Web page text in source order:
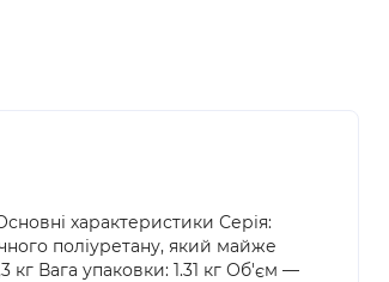
характеристики Серія:
поліуретану, який майже
кг Вага упаковки: 1.31 кг Об'єм —